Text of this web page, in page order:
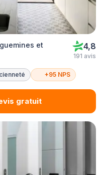
et
4,8
191 avis
+95 NPS
gratuit